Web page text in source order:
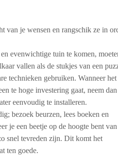
van je wensen en rangschik ze in
evenwichtige tuin te komen,
vallen als de stukjes van een
technieken gebruiken. Wanneer het
te hoge investering gaat, neem dan
eenvoudig te installeren.
bezoek beurzen, lees boeken en
je een beetje op de hoogte bent
snel tevreden zijn. Dit komt het
ten goede.